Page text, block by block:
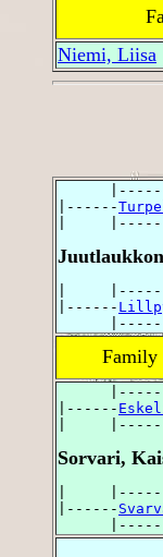
Niemi, Liisa
|------
|
|
|------
Family
|------
|
Sorvari,
|
|------